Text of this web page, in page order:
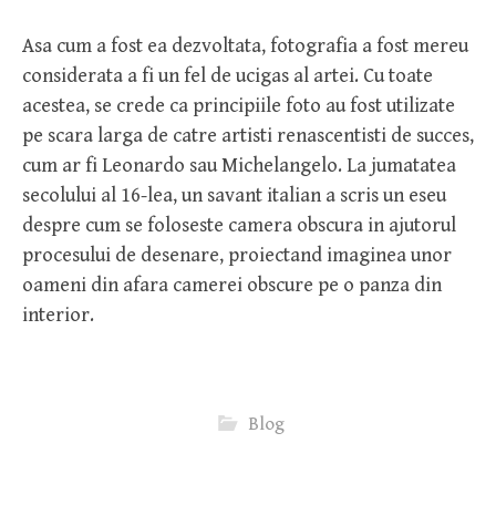
Asa cum a fost ea dezvoltata, fotografia a fost mereu
considerata a fi un fel de ucigas al artei. Cu toate
acestea, se crede ca principiile foto au fost utilizate
pe scara larga de catre artisti renascentisti de succes,
cum ar fi Leonardo sau Michelangelo. La jumatatea
secolului al 16-lea, un savant italian a scris un eseu
despre cum se foloseste camera obscura in ajutorul
procesului de desenare, proiectand imaginea unor
oameni din afara camerei obscure pe o panza din
interior.
Blog